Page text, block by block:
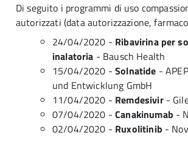
Di seguito i programmi di uso
autorizzati (data autorizzazione,
24/04/2020 - Ribavirina per
inalatoria - Bausch Health
15/04/2020 -Solnatide -
und Entwicklung GmbH
11/04/2020 - Remdesivir -
07/04/2020 -Canakinumab -
02/04/2020 - Ruxolitinib -